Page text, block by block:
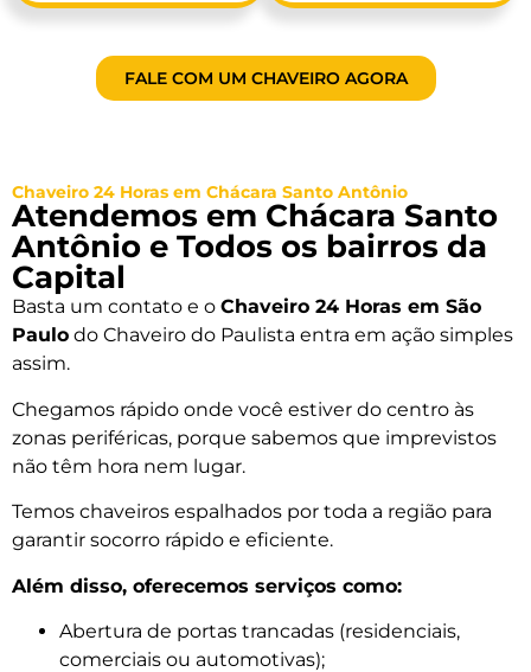
FALE COM UM CHAVEIRO AGORA
Chaveiro 24 Horas em Chácara Santo Antônio
Atendemos em Chácara Santo
Antônio e Todos os bairros da
Capital
Basta um contato e o Chaveiro 24 Horas em São
Paulo do Chaveiro do Paulista entra em ação simples
assim.
Chegamos rápido onde você estiver do centro às
zonas periféricas, porque sabemos que imprevistos
não têm hora nem lugar.
Temos chaveiros espalhados por toda a região para
garantir socorro rápido e eficiente.
Além disso, oferecemos serviços como:
Abertura de portas trancadas (residenciais,
comerciais ou automotivas);